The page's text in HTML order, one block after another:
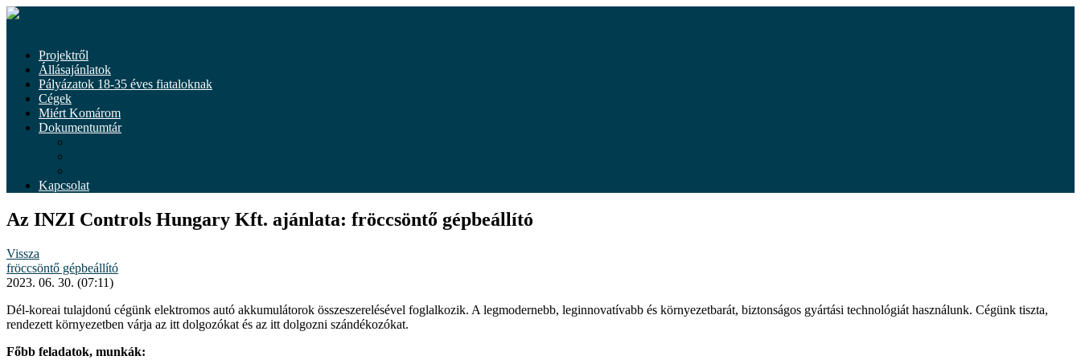
Tovább
Projektről
Állásajánlatok
Pályázatok 18-35 éves fiataloknak
Cégek
Miért Komárom
Dokumentumtár
Kapcsolat
Az INZI Controls Hungary Kft. ajánlata: fröccsöntő gépbeállító
Vissza
fröccsöntő gépbeállító
2023. 06. 30. (07:11)
Dél-koreai tulajdonú cégünk elektromos autó akkumulátorok összeszerelésével foglalkozik. A legmodernebb, leginnovatívabb és környezetbarát, biztonságos gyártási technológiát használunk. Cégünk tiszta,
rendezett környezetben várja az itt dolgozókat és az itt dolgozni szándékozókat.
Főbb feladatok, munkák: